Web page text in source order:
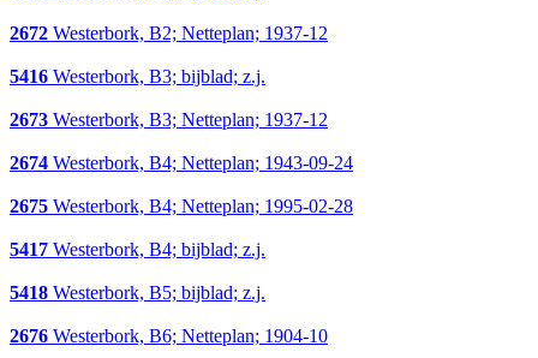
2672 Westerbork, B2; Netteplan; 1937-12
5416 Westerbork, B3; bijblad; z.j.
2673 Westerbork, B3; Netteplan; 1937-12
2674 Westerbork, B4; Netteplan; 1943-09-24
2675 Westerbork, B4; Netteplan; 1995-02-28
5417 Westerbork, B4; bijblad; z.j.
5418 Westerbork, B5; bijblad; z.j.
2676 Westerbork, B6; Netteplan; 1904-10